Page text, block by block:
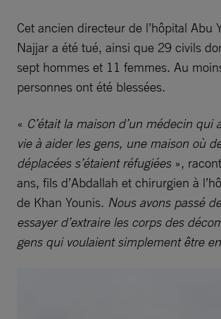
Cet ancien directeur de l’hôpital Abu
Najjar a été tué, ainsi que 29 civils
sept hommes et 11 femmes. Au
personnes ont été blessées.
« C’était la maison d’un médecin qui
vie à aider les gens, une maison où
déplacées s’étaient réfugiées»,
ans, fils d’Abdallah et chirurgien à
de Khan Younis. Nous avons passé
essayer d’extraire les corps des
gens qui voulaient simplement être